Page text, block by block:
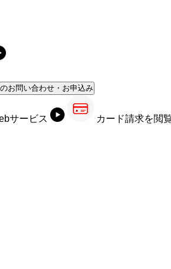
お問い合わせ・お申込み
サービス
カード請求を閲